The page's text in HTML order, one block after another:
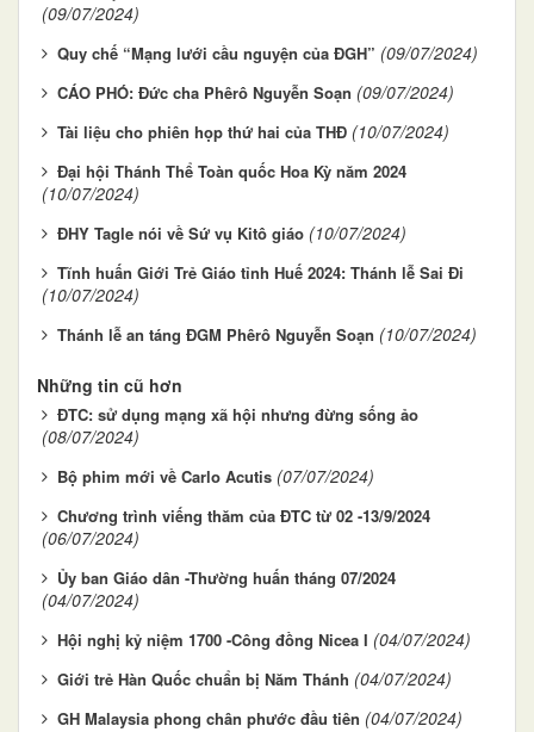
(09/07/2024)
Quy chế “Mạng lưới cầu nguyện của ĐGH” (09/07/2024)
CÁO PHÓ: Đức cha Phêrô Nguyễn Soạn (09/07/2024)
Tài liệu cho phiên họp thứ hai của THĐ (10/07/2024)
Đại hội Thánh Thể Toàn quốc Hoa Kỳ năm 2024
(10/07/2024)
ĐHY Tagle nói về Sứ vụ Kitô giáo (10/07/2024)
Tĩnh huấn Giới Trẻ Giáo tỉnh Huế 2024: Thánh lễ Sai Đi
(10/07/2024)
Thánh lễ an táng ĐGM Phêrô Nguyễn Soạn (10/07/2024)
Những tin cũ hơn
ĐTC: sử dụng mạng xã hội nhưng đừng sống ảo
(08/07/2024)
Bộ phim mới về Carlo Acutis (07/07/2024)
Chương trình viếng thăm của ĐTC từ 02 -13/9/2024
(06/07/2024)
Ủy ban Giáo dân -Thường huấn tháng 07/2024
(04/07/2024)
Hội nghị kỷ niệm 1700 -Công đồng Nicea I (04/07/2024)
Giới trẻ Hàn Quốc chuẩn bị Năm Thánh (04/07/2024)
GH Malaysia phong chân phước đầu tiên (04/07/2024)